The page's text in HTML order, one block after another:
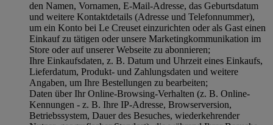
den Namen, Vornamen, E-Mail-Adresse, das Geburtsdatum
und weitere Kontaktdetails (Adresse und Telefonnummer),
um ein Konto bei Le Creuset einzurichten oder als Gast einen
Einkauf zu tätigen oder unsere Marketingkommunikation im
Store oder auf unserer Webseite zu abonnieren;
Ihre Einkaufsdaten, z. B. Datum und Uhrzeit eines Einkaufs,
Lieferdatum, Produkt- und Zahlungsdaten und weitere
Angaben, um Ihre Bestellungen zu bearbeiten;
Daten über Ihr Online-Browsing-Verhalten (z. B. Online-
Kennungen - z. B. Ihre IP-Adresse, Browserversion,
Betriebssystem, Dauer des Besuches, wiederkehrender